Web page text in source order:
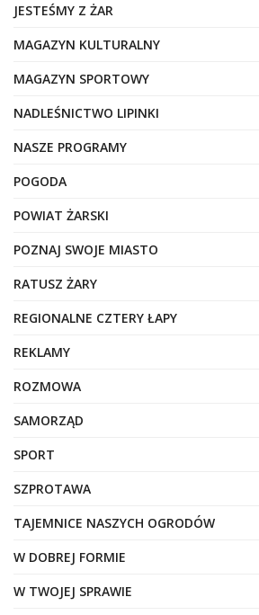
JESTEŚMY Z ŻAR
MAGAZYN KULTURALNY
MAGAZYN SPORTOWY
NADLEŚNICTWO LIPINKI
NASZE PROGRAMY
POGODA
POWIAT ŻARSKI
POZNAJ SWOJE MIASTO
RATUSZ ŻARY
REGIONALNE CZTERY ŁAPY
REKLAMY
ROZMOWA
SAMORZĄD
SPORT
SZPROTAWA
TAJEMNICE NASZYCH OGRODÓW
W DOBREJ FORMIE
W TWOJEJ SPRAWIE